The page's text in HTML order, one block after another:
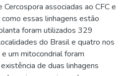
associadas ao CFC e
essas linhagens estão
foram utilizados 329
do Brasil e quatro nos
um mitocondrial foram
de duas linhagens